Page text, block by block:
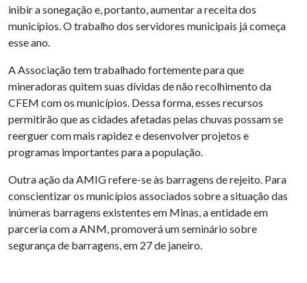
inibir a sonegação e, portanto, aumentar a receita dos
municípios. O trabalho dos servidores municipais já começa
esse ano.
A Associação tem trabalhado fortemente para que
mineradoras quitem suas dívidas de não recolhimento da
CFEM com os municípios. Dessa forma, esses recursos
permitirão que as cidades afetadas pelas chuvas possam se
reerguer com mais rapidez e desenvolver projetos e
programas importantes para a população.
Outra ação da AMIG refere-se às barragens de rejeito. Para
conscientizar os municípios associados sobre a situação das
inúmeras barragens existentes em Minas, a entidade em
parceria com a ANM, promoverá um seminário sobre
segurança de barragens, em 27 de janeiro.